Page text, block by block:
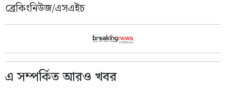
ব্রেকিংনিউজ/এসএইচ
এ সম্পর্কিত আরও খবর